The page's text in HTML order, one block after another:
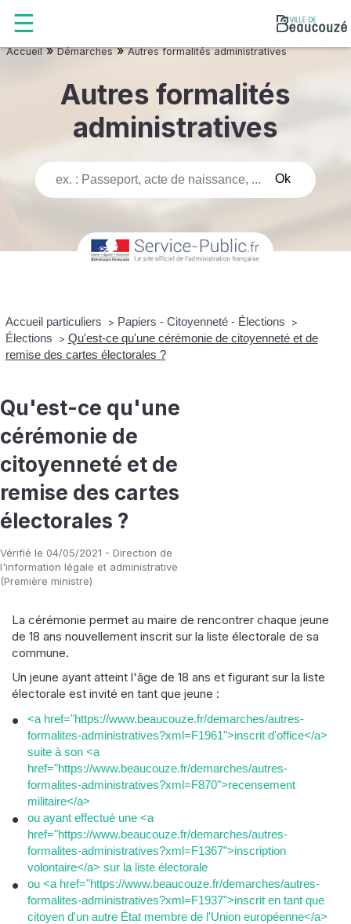
Accueil»Démarches»Autres formalités administratives
Autres formalités
administratives
Accueil particuliers > Papiers - Citoyenneté - Élections >
Élections > Qu'est-ce qu'une cérémonie de citoyenneté et de
remise des cartes électorales ?
Qu'est-ce qu'une
cérémonie de
citoyenneté et de
remise des cartes
électorales ?
Vérifié le 04/05/2021 - Direction de
l'information légale et administrative
(Première ministre)
La cérémonie permet au maire de rencontrer chaque jeune
de 18 ans nouvellement inscrit sur la liste électorale de sa
commune.
Un jeune ayant atteint l'âge de 18 ans et figurant sur la liste
électorale est invité en tant que jeune :
<a href="https://www.beaucouze.fr/demarches/autres-
formalites-administratives?xml=F1961">inscrit d'office</a>
suite à son <a
href="https://www.beaucouze.fr/demarches/autres-
formalites-administratives?xml=F870">recensement
militaire</a>
ou ayant effectué une <a
href="https://www.beaucouze.fr/demarches/autres-
formalites-administratives?xml=F1367">inscription
volontaire</a> sur la liste électorale
ou <a href="https://www.beaucouze.fr/demarches/autres-
formalites-administratives?xml=F1937">inscrit en tant que
citoyen d'un autre État membre de l'Union européenne</a>